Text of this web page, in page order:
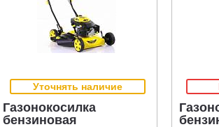
Уточнять наличие
Газонокосилка
бензиновая